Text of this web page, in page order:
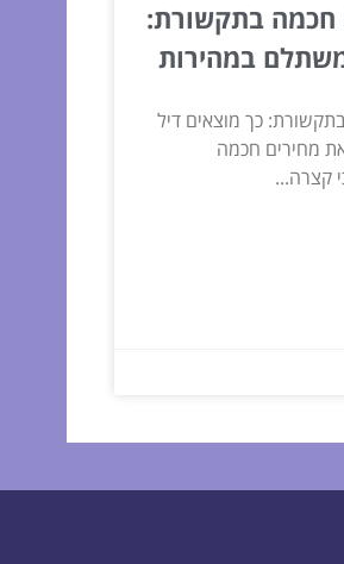
חכמה בתקשורת:
במהירות
כך מוצאים דיל
מחירים חכמה
קצרה...